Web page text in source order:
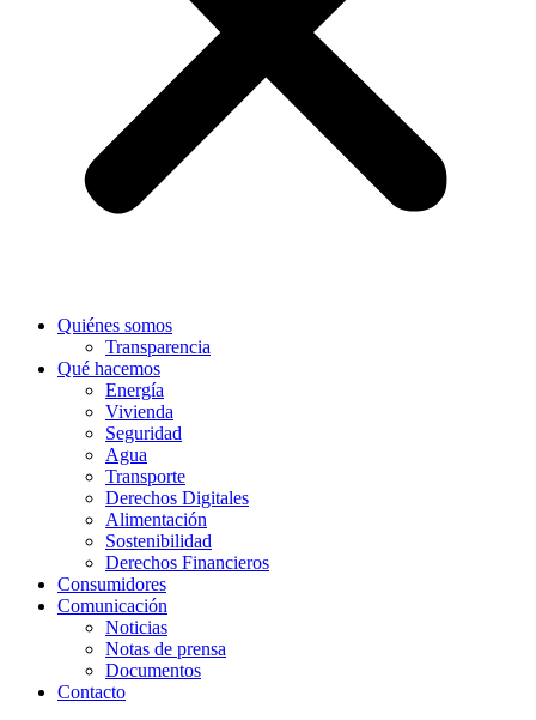
Quiénes somos
Transparencia
Qué hacemos
Energía
Vivienda
Seguridad
Agua
Transporte
Derechos Digitales
Alimentación
Sostenibilidad
Derechos Financieros
Consumidores
Comunicación
Noticias
Notas de prensa
Documentos
Contacto